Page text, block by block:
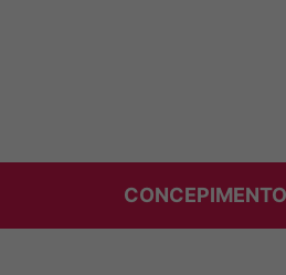
CONCEPIMENTO